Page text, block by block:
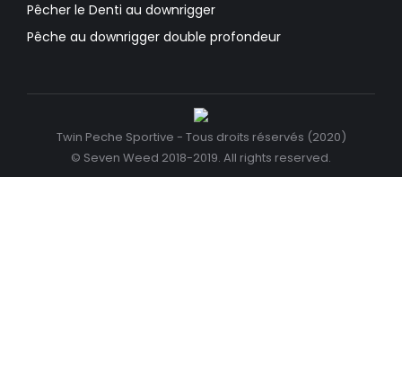
Pêcher le Denti au downrigger
Pêche au downrigger double profondeur
Twin Peche Sportive - Tous droits réservés (2020)
© Seven Weed 2018-2019. All rights reserved.